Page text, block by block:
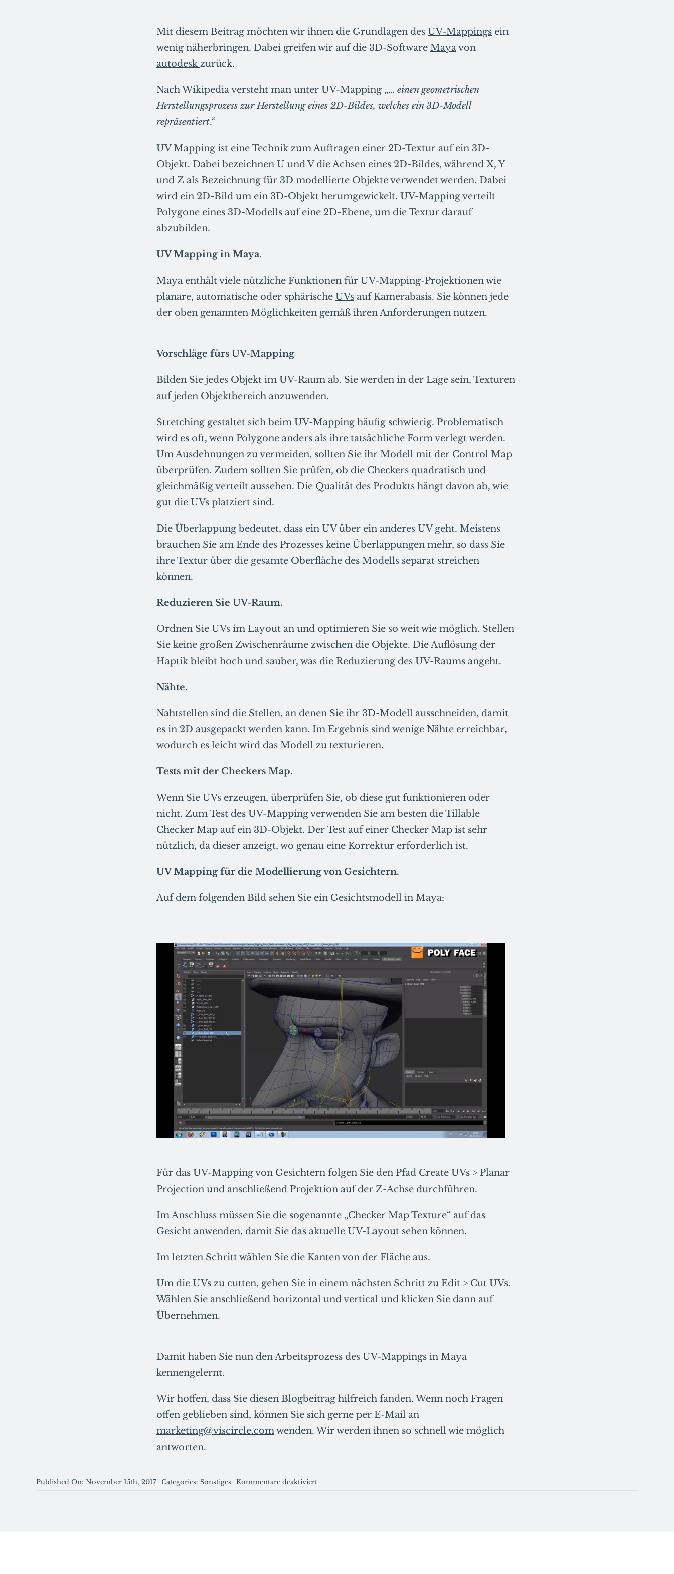
Mit diesem Beitrag möchten wir ihnen die Grundlagen des UV-Mappingsein
wenig näherbringen. Dabei greifen wir auf die 3D-Software Mayavon
autodesk zurück.
Nach Wikipedia versteht man unter UV-Mapping „… einen geometrischen
Herstellungsprozess zur Herstellung eines 2D-Bildes, welches ein 3D-Modell
repräsentiert.“
UV Mapping ist eine Technik zum Auftragen einer 2D-Texturauf ein 3D-
Objekt. Dabei bezeichnen U und V die Achsen eines 2D-Bildes, während X, Y
und Z als Bezeichnung für 3D modellierte Objekte verwendet werden. Dabei
wird ein 2D-Bild um ein 3D-Objekt herumgewickelt. UV-Mapping verteilt
Polygoneeines 3D-Modells auf eine 2D-Ebene, um die Textur darauf
abzubilden.
UV Mapping in Maya.
Maya enthält viele nützliche Funktionen für UV-Mapping-Projektionen wie
planare, automatische oder sphärische UVsauf Kamerabasis. Sie können jede
der oben genannten Möglichkeiten gemäß ihren Anforderungen nutzen.
Vorschläge fürs UV-Mapping
Bilden Sie jedes Objekt im UV-Raum ab. Sie werden in der Lage sein, Texturen
auf jeden Objektbereich anzuwenden.
Stretching gestaltet sich beim UV-Mapping häufig schwierig. Problematisch
wird es oft, wenn Polygone anders als ihre tatsächliche Form verlegt werden.
Um Ausdehnungen zu vermeiden, sollten Sie ihr Modell mit der Control Map
überprüfen. Zudem sollten Sie prüfen, ob die Checkers quadratisch und
gleichmäßig verteilt aussehen. Die Qualität des Produkts hängt davon ab, wie
gut die UVs platziert sind.
Die Überlappung bedeutet, dass ein UV über ein anderes UV geht. Meistens
brauchen Sie am Ende des Prozesses keine Überlappungen mehr, so dass Sie
ihre Textur über die gesamte Oberfläche des Modells separat streichen
können.
Reduzieren Sie UV-Raum.
Ordnen Sie UVs im Layout an und optimieren Sie so weit wie möglich. Stellen
Sie keine großen Zwischenräume zwischen die Objekte. Die Auflösung der
Haptik bleibt hoch und sauber, was die Reduzierung des UV-Raums angeht.
Nähte.
Nahtstellen sind die Stellen, an denen Sie ihr 3D-Modell ausschneiden, damit
es in 2D ausgepackt werden kann. Im Ergebnis sind wenige Nähte erreichbar,
wodurch es leicht wird das Modell zu texturieren.
Tests mit der Checkers Map.
Wenn Sie UVs erzeugen, überprüfen Sie, ob diese gut funktionieren oder
nicht. Zum Test des UV-Mapping verwenden Sie am besten die Tillable
Checker Map auf ein 3D-Objekt. Der Test auf einer Checker Map ist sehr
nützlich, da dieser anzeigt, wo genau eine Korrektur erforderlich ist.
UV Mapping für die Modellierung von Gesichtern.
Auf dem folgenden Bild sehen Sie ein Gesichtsmodell in Maya:
Für das UV-Mapping von Gesichtern folgen Sie den Pfad Create UVs > Planar
Projection und anschließend Projektion auf der Z-Achse durchführen.
Im Anschluss müssen Sie die sogenannte „Checker Map Texture“ auf das
Gesicht anwenden, damit Sie das aktuelle UV-Layout sehen können.
Im letzten Schritt wählen Sie die Kanten von der Fläche aus.
Um die UVs zu cutten, gehen Sie in einem nächsten Schritt zu Edit > Cut UVs.
Wählen Sie anschließend horizontal und vertical und klicken Sie dann auf
Übernehmen.
Damit haben Sie nun den Arbeitsprozess des UV-Mappings in Maya
kennengelernt.
Wir hoffen, dass Sie diesen Blogbeitrag hilfreich fanden. Wenn noch Fragen
offen geblieben sind, können Sie sich gerne per E-Mail an
marketing@viscircle.comwenden. Wir werden ihnen so schnell wie möglich
antworten.
Published On: November 15th, 2017 Categories: Sonstiges Kommentare deaktiviertfür